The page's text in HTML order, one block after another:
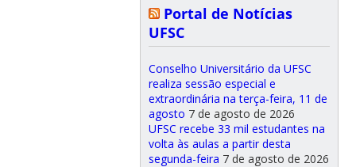
Portal de Notícias
UFSC
Conselho Universitário da UFSC
realiza sessão especial e
extraordinária na terça-feira, 11 de
agosto 7 de agosto de 2026
UFSC recebe 33 mil estudantes na
volta às aulas a partir desta
segunda-feira 7 de agosto de 2026